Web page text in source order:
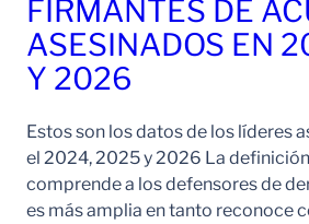
FIRMANTES DE
ASESINADOS EN
Y 2026
Estos son los datos de los líderes
el 2024, 2025 y 2026 La
comprende a los defensores de
es más amplia en tanto reconoce